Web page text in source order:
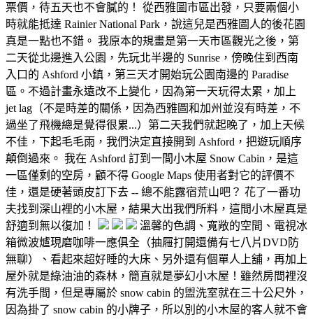
票價，待五天也不會膩的！ 從西雅圖市區出發，只要兩個小
時就能抵達 Rainier National Park，說這兒是西雅圖人的後花園
真是一點也不錯。 我原本的規畫是第一天市區觀光之後，第
二天從北邊進入公園，先玩北半邊的 Sunrise，傍晚住到西南
入口的 Ashford 小鎮，第三天才開始玩公園南邊的 Paradise
區。不過計畫永遠改不上變化，因為第一天玩得太累，加上
jet lag（不是時差的關係，因為西雅圖和加州並沒有時差，不
過坐了飛機總是覺得很累...）第二天我們就起晚了，加上天候
不佳，下起毛毛雨，我們決定直接開到 Ashford，把遊玩順序
顛倒過來。 我在 Ashford 訂到一間小木屋 Snow Cabin，是這
一區僅剩的空房，顧不得 Google Maps 使用者對它的評價不
佳，還是硬著頭皮訂下去 -- 總不能露宿荒山吧？ 花了一番功
夫找到深山裡的小木屋，結果大出我們所料，這間小木屋真是
舒適到無以復加！
溫馨的色調、寬敞的空間、電視冰
箱微波爐現磨咖啡一應俱全（抽屜打開還備有七八片DVD防
無聊）、看起來超好睡的大床、另外還有個單人上舖，再加上
屋外就是綠油油的森林，簡直就是夢幻小木屋！雖然房間裡沒
有洗手間，但是專屬於 snow cabin 的盥洗室就在三十公尺外，
因為掛了 snow cabin 的小牌子，所以別的小木屋的客人就不會